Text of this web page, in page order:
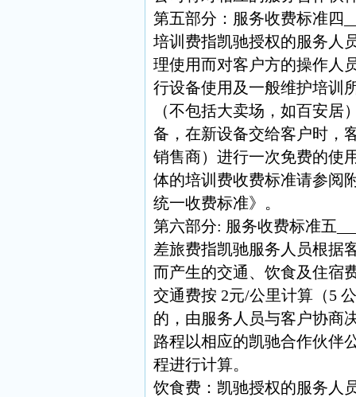
第五部分：服务收费标准四
培训费指凯驰授权的服务人
理使用而对客户方的操作人
行设备使用及一般维护培训
（不包括大卖场，如百安居
备，在新设备交给客户时，
销售商）进行一次免费的使
体的培训费收费标准请参阅
统一收费标准》。
第六部分: 服务收费标准五
差旅费指凯驰服务人员根据
而产生的交通、饮食及住宿
交通费按 2元/公里计算（5
的，由服务人员与客户协商
路程以相应的凯驰合作伙伴
程进行计算。
饮食费：凯驰授权的服务人